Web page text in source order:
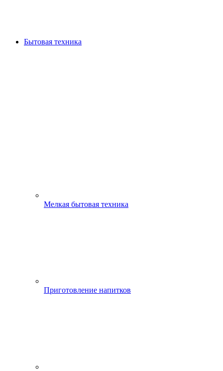
Бытовая техника
Мелкая бытовая техника
Приготовление напитков